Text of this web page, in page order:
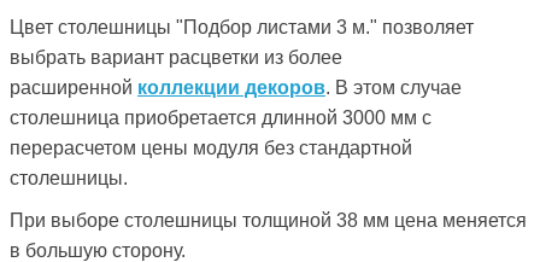
Цвет столешницы "Подбор листами 3 м." позволяет
выбрать вариант расцветки из более
расширенной коллекции декоров. В этом случае
столешница приобретается длинной 3000 мм с
перерасчетом цены модуля без стандартной
столешницы.
При выборе столешницы толщиной 38 мм цена меняется
в большую сторону.